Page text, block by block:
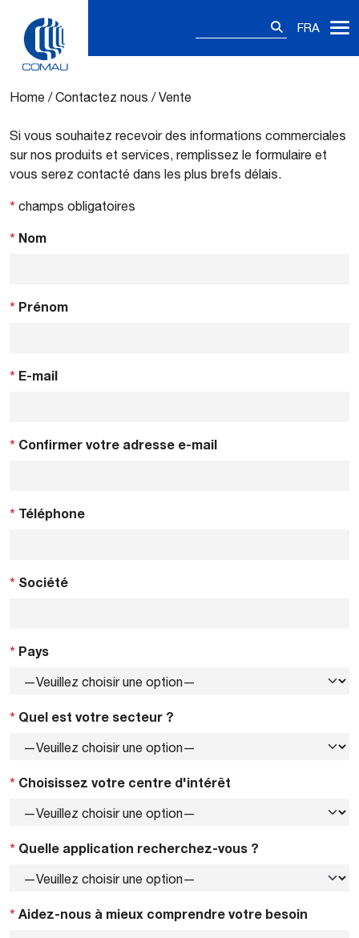
FRA
Vente
Home /Contactez nous /Vente
Si vous souhaitez recevoir des informations commerciales
sur nos produits et services, remplissez le formulaire et
vous serez contacté dans les plus brefs délais.
* champs obligatoires
* Nom
* Prénom
* E-mail
* Confirmer votre adresse e-mail
* Téléphone
* Société
* Pays
* Quel est votre secteur ?
* Choisissez votre centre d'intérêt
* Quelle application recherchez-vous ?
* Aidez-nous à mieux comprendre votre besoin